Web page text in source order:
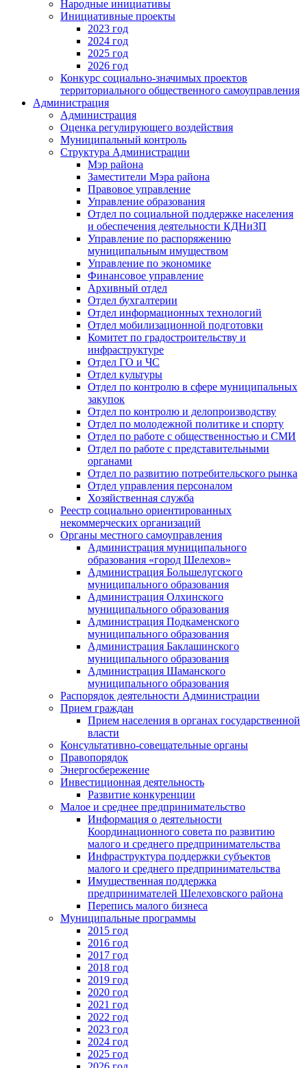
Народные инициативы
Инициативные проекты
2023 год
2024 год
2025 год
2026 год
Конкурс социально-значимых проектов
территориального общественного самоуправления
Администрация
Администрация
Оценка регулирующего воздействия
Муниципальный контроль
Структура Администрации
Мэр района
Заместители Мэра района
Правовое управление
Управление образования
Отдел по социальной поддержке населения
и обеспечения деятельности КДНиЗП
Управление по распоряжению
муниципальным имуществом
Управление по экономике
Финансовое управление
Архивный отдел
Отдел бухгалтерии
Отдел информационных технологий
Отдел мобилизационной подготовки
Комитет по градостроительству и
инфраструктуре
Отдел ГО и ЧС
Отдел культуры
Отдел по контролю в сфере муниципальных
закупок
Отдел по контролю и делопроизводству
Отдел по молодежной политике и спорту
Отдел по работе с общественностью и СМИ
Отдел по работе с представительными
органами
Отдел по развитию потребительского рынка
Отдел управления персоналом
Хозяйственная служба
Реестр социально ориентированных
некоммерческих организаций
Органы местного самоуправления
Администрация муниципального
образования «город Шелехов»
Администрация Большелугского
муниципального образования
Администрация Олхинского
муниципального образования
Администрация Подкаменского
муниципального образования
Администрация Баклашинского
муниципального образования
Администрация Шаманского
муниципального образования
Распорядок деятельности Администрации
Прием граждан
Прием населения в органах государственной
власти
Консультативно-совещательные органы
Правопорядок
Энергосбережение
Инвестиционная деятельность
Развитие конкуренции
Малое и среднее предпринимательство
Информация о деятельности
Координационного совета по развитию
малого и среднего предпринимательства
Инфраструктура поддержки субъектов
малого и среднего предпринимательства
Имущественная поддержка
предпринимателей Шелеховского района
Перепись малого бизнеса
Муниципальные программы
2015 год
2016 год
2017 год
2018 год
2019 год
2020 год
2021 год
2022 год
2023 год
2024 год
2025 год